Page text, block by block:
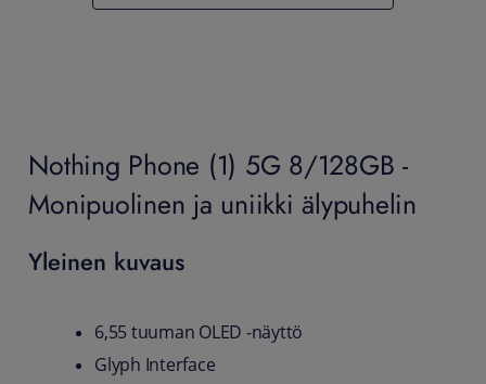
Nothing Phone (1) 5G 8/128GB -
Monipuolinen ja uniikki älypuhelin
Yleinen kuvaus
6,55 tuuman OLED -näyttö
Glyph Interface